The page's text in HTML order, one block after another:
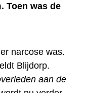
. Toen was de
narcose was.
Blijdorp.
aan de